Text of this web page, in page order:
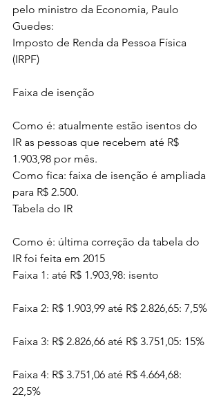
pelo ministro da Economia, Paulo
Guedes:
Imposto de Renda da Pessoa Física
(IRPF)
Faixa de isenção
Como é: atualmente estão isentos do
IR as pessoas que recebem até R$
1.903,98 por mês.
Como fica: faixa de isenção é ampliada
para R$ 2.500.
Tabela do IR
Como é: última correção da tabela do
IR foi feita em 2015
Faixa 1: até R$ 1.903,98: isento
Faixa 2: R$ 1.903,99 até R$ 2.826,65: 7,5%
Faixa 3: R$ 2.826,66 até R$ 3.751,05: 15%
Faixa 4: R$ 3.751,06 até R$ 4.664,68:
22,5%